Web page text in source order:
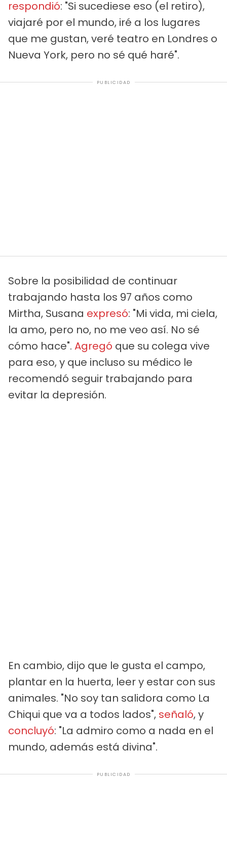
respondió: "Si sucediese eso (el retiro),
viajaré por el mundo, iré a los lugares
que me gustan, veré teatro en Londres o
Nueva York, pero no sé qué haré".
PUBLICIDAD
Sobre la posibilidad de continuar
trabajando hasta los 97 años como
Mirtha, Susana expresó: "Mi vida, mi ciela,
la amo, pero no, no me veo así. No sé
cómo hace". Agregó que su colega vive
para eso, y que incluso su médico le
recomendó seguir trabajando para
evitar la depresión.
En cambio, dijo que le gusta el campo,
plantar en la huerta, leer y estar con sus
animales. "No soy tan salidora como La
Chiqui que va a todos lados", señaló, y
concluyó: "La admiro como a nada en el
mundo, además está divina".
PUBLICIDAD